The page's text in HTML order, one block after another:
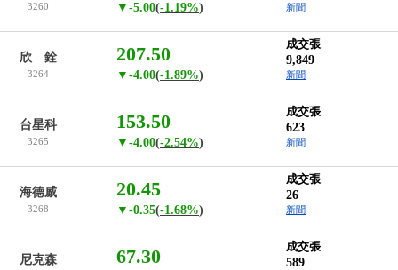
3260 ▼-5.00(-1.19%) 新聞
欣 銓
3264
207.50
▼-4.00(-1.89%)
成交張
9,849
新聞
台星科
3265
153.50
▼-4.00(-2.54%)
成交張
623
新聞
海德威
3268
20.45
▼-0.35(-1.68%)
成交張
26
新聞
尼克森 67.30 成交張
589